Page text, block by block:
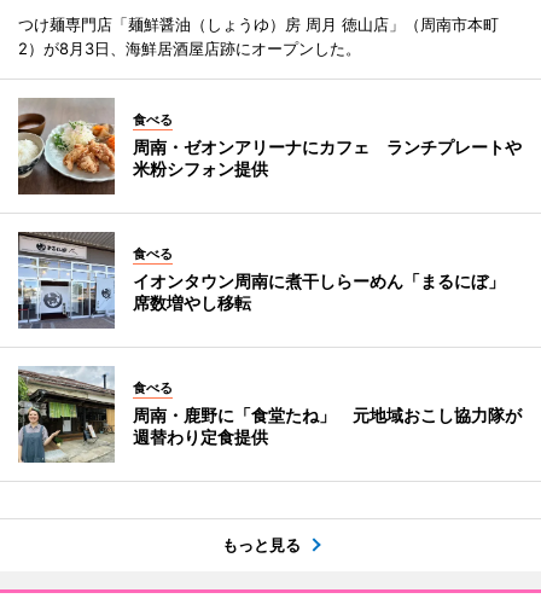
つけ麺専門店「麺鮮醤油（しょうゆ）房 周月 徳山店」（周南市本町
2）が8月3日、海鮮居酒屋店跡にオープンした。
食べる
周南・ゼオンアリーナにカフェ ランチプレートや
米粉シフォン提供
食べる
イオンタウン周南に煮干しらーめん「まるにぼ」
席数増やし移転
食べる
周南・鹿野に「食堂たね」 元地域おこし協力隊が
週替わり定食提供
もっと見る